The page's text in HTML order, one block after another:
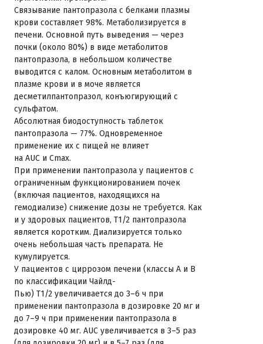
Связывание пантопразола с белками плазмы
крови составляет 98%. Метаболизируется в
печени. Основной путь выведения — через
почки (около 80%) в виде метаболитов
пантопразола, в небольшом количестве
выводится с калом. Основным метаболитом в
плазме крови и в моче является
десметилпантопразол, конъюгирующий с
сульфатом.
Абсолютная биодоступность таблеток
пантопразола — 77%. Одновременное
применение их с пищей не влияет
на AUC и Сmax.
При применении пантопразола у пациентов с
ограниченным функционированием почек
(включая пациентов, находящихся на
гемодиализе) снижение дозы не требуется. Как
и у здоровых пациентов, T1/2 пантопразола
является коротким. Диализируется только
очень небольшая часть препарата. Не
кумулируется.
У пациентов с циррозом печени (классы А и В
по классификации Чайлд-
Пью) T1/2 увеличивается до 3–6 ч при
применении пантопразола в дозировке 20 мг и
до 7–9 ч при применении пантопразола в
дозировке 40 мг. AUC увеличивается в 3–5 раз